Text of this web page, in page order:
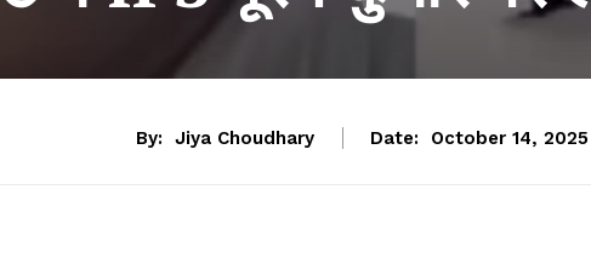
By: Jiya Choudhary Date: October 14, 2025